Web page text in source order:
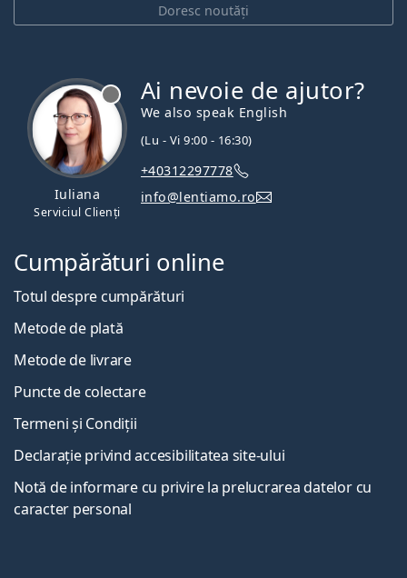
Doresc noutăți
Iuliana
Serviciul Clienți
Ai nevoie de ajutor?
We also speak English
(Lu - Vi 9:00 - 16:30)
+40312297778
info@lentiamo.ro
Cumpărături online
Totul despre cumpărături
Metode de plată
Metode de livrare
Puncte de colectare
Termeni și Condiții
Declarație privind accesibilitatea site-ului
Notă de informare cu privire la prelucrarea datelor cu
caracter personal